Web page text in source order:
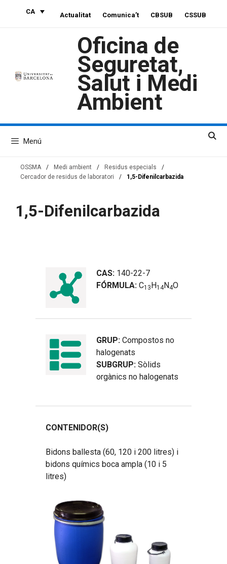
CA Actualitat Comunica’t CBSUB CSSUB
Oficina de
Seguretat,
Salut i Medi
Ambient
Menú
OSSMA / Medi ambient / Residus especials
/
Cercador de residus de laboratori
/ 1,5-Difenilcarbazida
1,5-Difenilcarbazida
CAS: 140-22-7
FÓRMULA: C1 3H1 4N4O
GRUP: Compostos no
halogenats
SUBGRUP: Sòlids
orgànics no halogenats
CONTENIDOR(S)
Bidons ballesta (60, 120 i 200 litres) i
bidons químics boca ampla (10 i 5
litres)